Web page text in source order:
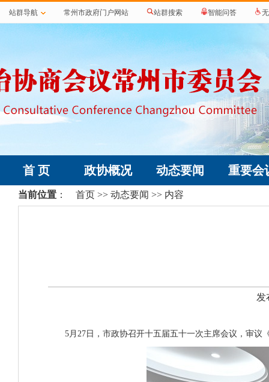
站群导航 常州市政府门户网站 站群搜索 智能问答
首 页 政协概况 动态要闻 重要会
当前位置 ： 首页 >> 动态要闻 >> 内容
发
5月27日，市政协召开十五届五十一次主席会议，审